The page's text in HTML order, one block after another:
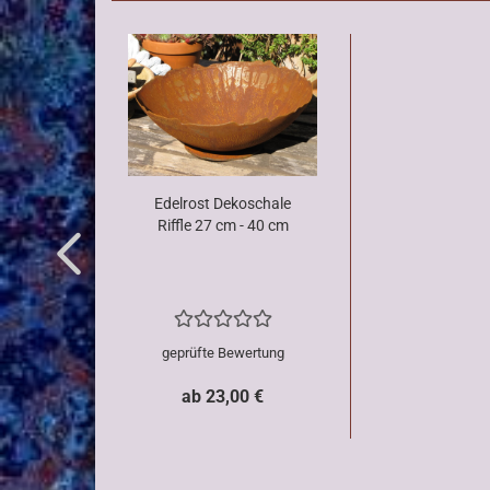
Edelrost Dekoschale
Riffle 27 cm - 40 cm
geprüfte Bewertung
ab 23,00 €